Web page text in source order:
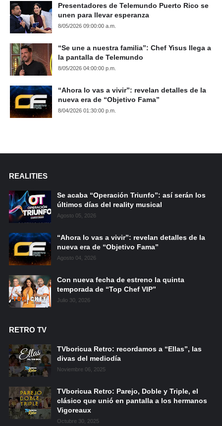
Presentadores de Telemundo Puerto Rico se
unen para llevar esperanza
8/05/2026 09:00:00 a.m.
“Se une a nuestra familia”: Chef Yisus llega a
la pantalla de Telemundo
8/05/2026 04:00:00 p.m.
“Ahora lo vas a vivir”: revelan detalles de la
nueva era de “Objetivo Fama”
8/04/2026 01:30:00 p.m.
REALITIES
Se acaba “Operación Triunfo”: así serán los
últimos días del reality musical
Agosto 05, 2026
“Ahora lo vas a vivir”: revelan detalles de la
nueva era de “Objetivo Fama”
Agosto 04, 2026
Con nueva fecha de estreno la quinta
temporada de “Top Chef VIP”
Julio 30, 2026
RETRO TV
TVboricua Retro: recordamos a “Ellas”, las
divas del mediodía
Noviembre 06, 2025
TVboricua Retro: Parejo, Doble y Triple, el
clásico que unió en pantalla a los hermanos
Vigoreaux
Octubre 30, 2025